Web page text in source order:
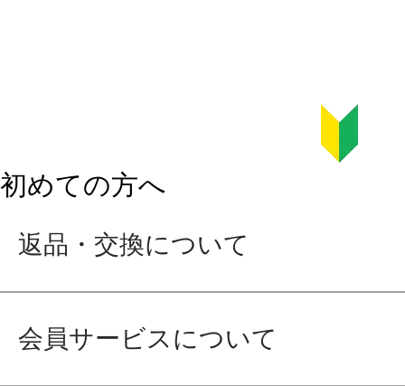
初めての方へ
返品・交換について
会員サービスについて